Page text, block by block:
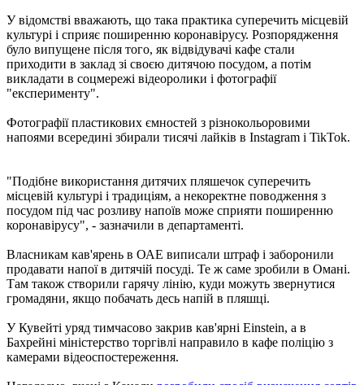
У відомстві вважають, що така практика суперечить місцевій
культурі і сприяє поширенню коронавірусу. Розпорядження
було випущене після того, як відвідувачі кафе стали
приходити в заклад зі своєю дитячою посудом, а потім
викладати в соцмережі відеоролики і фотографії
"експерименту".
Фотографії пластикових ємностей з різнокольоровими
напоями всередині збирали тисячі лайків в Instagram і TikTok.
"Подібне використання дитячих пляшечок суперечить
місцевій культурі і традиціям, а некоректне поводження з
посудом під час розливу напоїв може сприяти поширенню
коронавірусу", - зазначили в департаменті.
Власникам кав'ярень в ОАЕ виписали штраф і заборонили
продавати напої в дитячій посуді. Те ж саме зробили в Омані.
Там також створили гарячу лінію, куди можуть звернутися
громадяни, якщо побачать десь напій в пляшці.
У Кувейті уряд тимчасово закрив кав'ярні Einstein, а в
Бахрейні міністерство торгівлі направило в кафе поліцію з
камерами відеоспостереження.